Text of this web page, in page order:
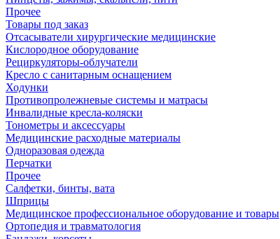
Прочее
Товары под заказ
Отсасыватели хирургические медицинские
Кислородное оборудование
Рециркуляторы-облучатели
Кресло с санитарным оснащением
Ходунки
Противопролежневые системы и матрасы
Инвалидные кресла-коляски
Тонометры и аксессуары
Медицинские расходные материалы
Одноразовая одежда
Перчатки
Прочее
Салфетки, бинты, вата
Шприцы
Медицинское профессиональное оборудование и товары
Ортопедия и травматология